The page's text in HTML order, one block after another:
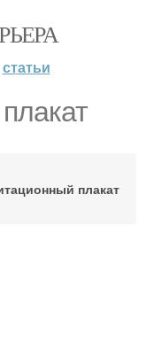
статьи
плакат